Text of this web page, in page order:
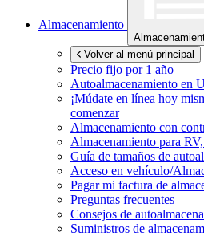
Almacenamiento
Volver al menú principal
Precio fijo por 1 año
Autoalmacenamiento en
¡Múdate en línea hoy
comenzar
Almacenamiento con
Almacenamiento para
Guía de tamaños de
Acceso en vehículo/
Pagar mi factura de
Preguntas frecuentes
Consejos de
Suministros de